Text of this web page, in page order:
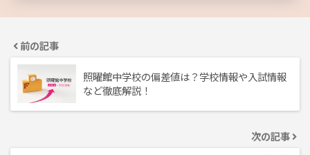
前の記事
照曜館中学校の偏差値は？学校情報や入試情報
など徹底解説！
次の記事